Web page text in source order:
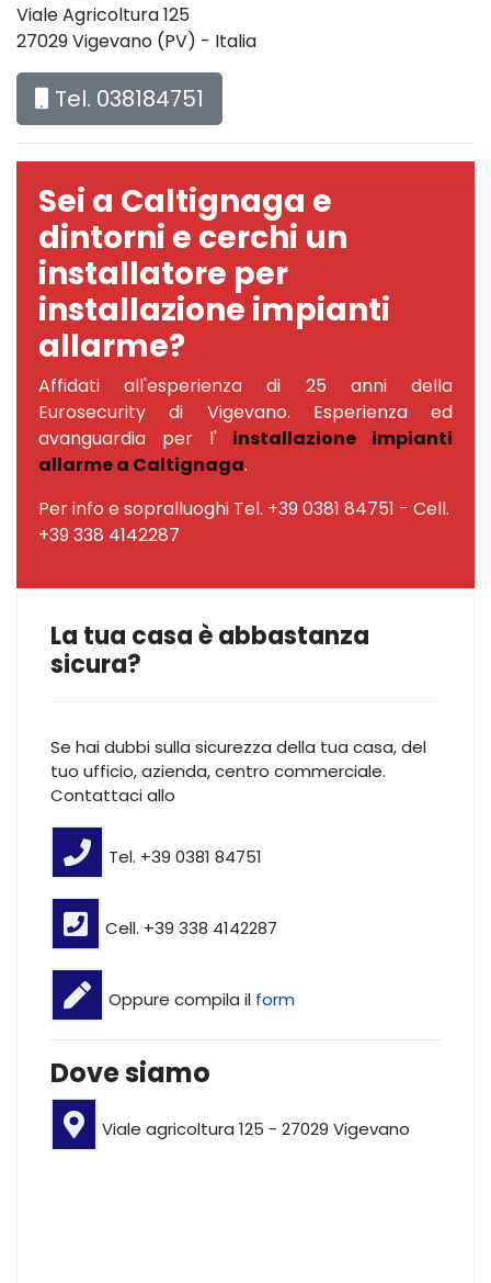
Viale Agricoltura 125
27029 Vigevano (PV) - Italia
Tel. 038184751
Sei a Caltignaga e
dintorni e cerchi un
installatore per
installazione impianti
allarme?
Affidati all'esperienza di 25 anni della
Eurosecurity di Vigevano. Esperienza ed
avanguardia per l' installazione impianti
allarme a Caltignaga.
Per info e sopralluoghi Tel. +39 0381 84751 - Cell.
+39 338 4142287
La tua casa è abbastanza
sicura?
Se hai dubbi sulla sicurezza della tua casa, del
tuo ufficio, azienda, centro commerciale.
Contattaci allo
Tel. +39 0381 84751
Cell. +39 338 4142287
Oppure compila il form
Dove siamo
Viale agricoltura 125 - 27029 Vigevano